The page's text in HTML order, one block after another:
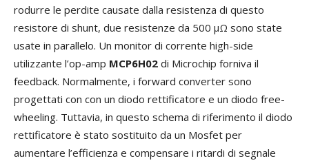
rodurre le perdite causate dalla resistenza di questo
resistore di shunt, due resistenze da 500 μΩ sono state
usate in parallelo. Un monitor di corrente high-side
utilizzante l’op-amp MCP6H02 di Microchip forniva il
feedback. Normalmente, i forward converter sono
progettati con con un diodo rettificatore e un diodo free-
wheeling. Tuttavia, in questo schema di riferimento il diodo
rettificatore è stato sostituito da un Mosfet per
aumentare l’efficienza e compensare i ritardi di segnale